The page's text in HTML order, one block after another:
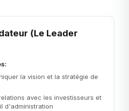
(Le Leader
la vision et la stratégie de
avec les investisseurs et
d'administration